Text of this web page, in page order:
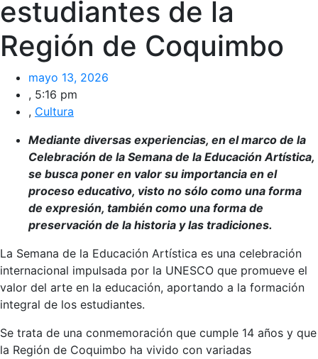
estudiantes de la
Región de Coquimbo
mayo 13, 2026
, 5:16 pm
, Cultura
Mediante diversas experiencias, en el marco de la
Celebración de la Semana de la Educación Artística,
se busca poner en valor su importancia en el
proceso educativo, visto no sólo como una forma
de expresión, también como una forma de
preservación de la historia y las tradiciones.
La Semana de la Educación Artística es una celebración
internacional impulsada por la UNESCO que promueve el
valor del arte en la educación, aportando a la formación
integral de los estudiantes.
Se trata de una conmemoración que cumple 14 años y que
la Región de Coquimbo ha vivido con variadas